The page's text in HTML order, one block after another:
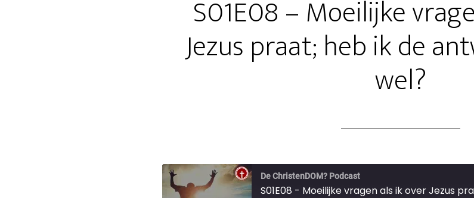
S01E08 – Moeilijke
Jezus praat; heb ik de
wel?
De ChristenDOM? Podcast